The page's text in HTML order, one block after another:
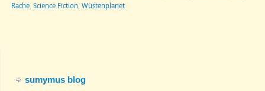
Rache, Science Fiction, Wüstenplanet
sumymus blog